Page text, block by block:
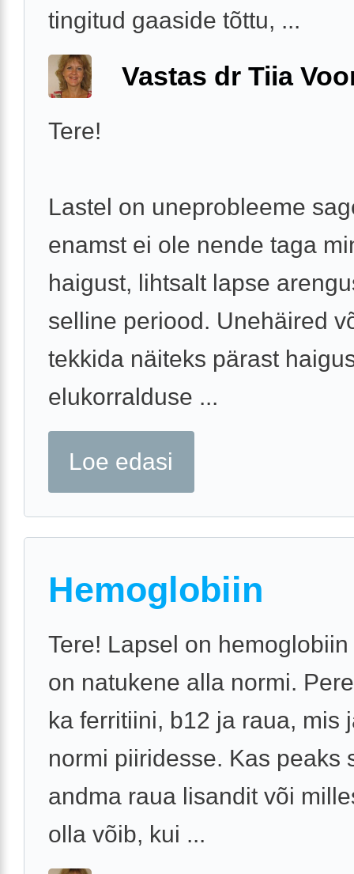
tingitud gaaside tõttu, ...
Vastas dr Tiia
Tere!
Lastel on uneprobleeme
enamst ei ole nende taga
haigust, lihtsalt lapse
selline periood. Unehäired
tekkida näiteks pärast
elukorralduse ...
Loe edasi
Hemoglobiin
Tere! Lapsel on
on natukene alla normi.
ka ferritiini, b12 ja raua, mis
normi piiridesse. Kas peaks
andma raua lisandit või
olla võib, kui ...